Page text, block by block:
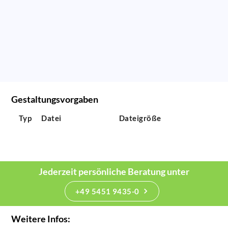
Gestaltungsvorgaben
Typ Datei Dateigröße
Jederzeit persönliche Beratung unter
+49 5451 9435-0
Weitere Infos: